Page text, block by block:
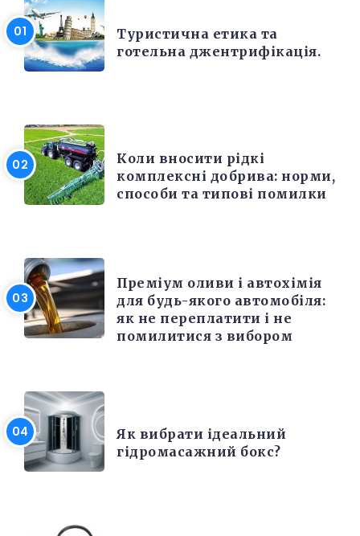
Туристична етика та
готельна джентрифікація.
Коли вносити рідкі
комплексні добрива: норми,
способи та типові помилки
Преміум оливи і автохімія
для будь-якого автомобіля:
як не переплатити і не
помилитися з вибором
Як вибрати ідеальний
гідромасажний бокс?